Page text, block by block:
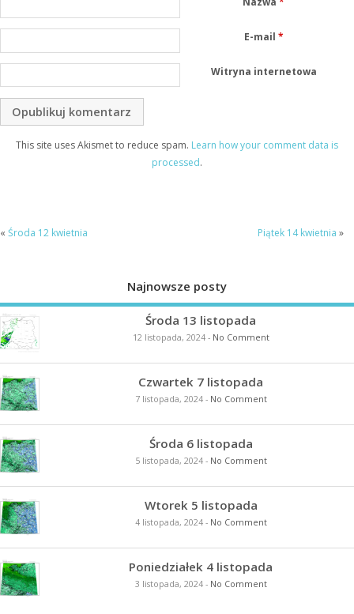
E-mail *
Witryna internetowa
This site uses Akismet to reduce spam. Learn how your comment data is
processed.
« Środa 12 kwietnia Piątek 14 kwietnia »
Najnowsze posty
Środa 13 listopada
12 listopada, 2024- No Comment
Czwartek 7 listopada
7 listopada, 2024- No Comment
Środa 6 listopada
5 listopada, 2024- No Comment
Wtorek 5 listopada
4 listopada, 2024- No Comment
Poniedziałek 4 listopada
3 listopada, 2024- No Comment